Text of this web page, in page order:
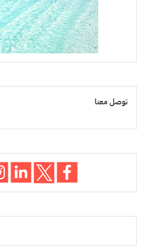
توصل معنا